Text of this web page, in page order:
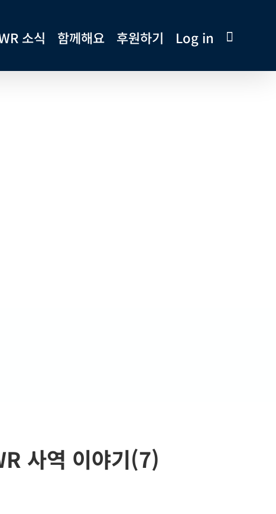
소식 함께해요 후원하기 Log in
사역 이야기(7)